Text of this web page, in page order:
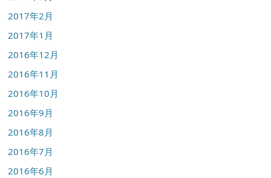
2017年2月
2017年1月
2016年12月
2016年11月
2016年10月
2016年9月
2016年8月
2016年7月
2016年6月